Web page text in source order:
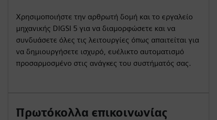
Χρησιμοποιήστε την αρθρωτή δομή και το εργαλείο
μηχανικής DIGSI 5 για να διαμορφώσετε και να
συνδυάσετε όλες τις λειτουργίες όπως απαιτείται για
να δημιουργήσετε ισχυρό, ευέλικτο αυτοματισμό
προσαρμοσμένο στις ανάγκες του συστήματός σας.
Πρωτόκολλα επικοινωνίας